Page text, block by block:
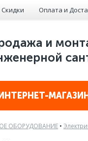
Скидки Оплата и
и
ИНТЕРНЕТ-МАГАЗИН
ОБОРУДОВАНИЕ •